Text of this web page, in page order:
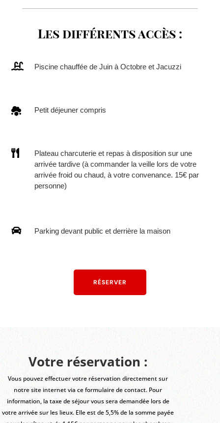
Les différents accès :
 Piscine chauffée de Juin à Octobre et Jacuzzi
 Petit déjeuner compris

Plateau charcuterie et repas à disposition sur une
arrivée tardive (à commander la veille lors de votre
arrivée froid ou chaud, à votre convenance. 15€ par
personne)
 Parking devant public et derrière la maison
RÉSERVER
Votre réservation :
Vous pouvez effectuer votre réservation directement sur
notre site internet via ce formulaire de contact. Pour
information, la taxe de séjour vous sera demandée lors de
votre arrivée sur les lieux. Elle est de 5,5% de la somme payée